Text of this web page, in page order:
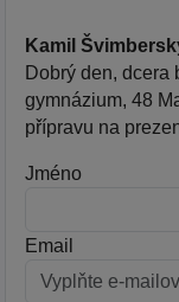
Kamil
Dobrý den, dcera
gymnázium, 48
přípravu na
Jméno
Email